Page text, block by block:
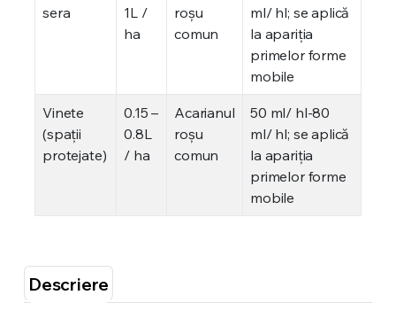
sera
1L /
ha
roşu
comun
ml/ hl; se aplică
la apariţia
primelor forme
mobile
Vinete
(spaţii
protejate)
0.15 –
0.8L
/ ha
Acarianul
roşu
comun
50 ml/ hl-80
ml/ hl; se aplică
la apariţia
primelor forme
mobile
Descriere